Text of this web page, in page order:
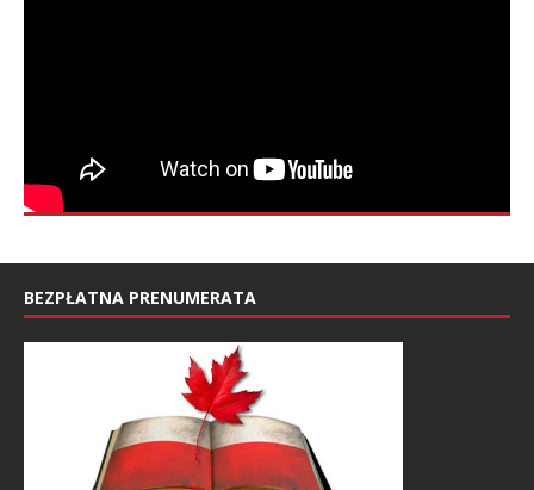
BEZPŁATNA PRENUMERATA